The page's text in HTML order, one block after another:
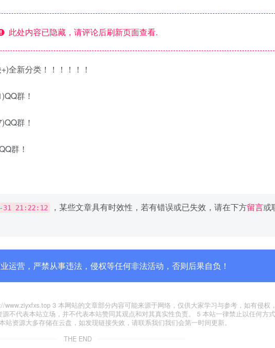
此处内容已隐藏，请评论后刷新页面查看.
全新分类！！！！！！
群！
群！
群！
31 21:22:12 ，某些文章具有时效性，若有错误或已失效，请在下方留言或
运营，严禁从事违法，侵权等任何非法活动，否则后果自负！
3 本网站的文章部分内容可能来源于网络，仅供大家学习与参考，如有侵权
不代表本站立场，并不代表本站赞同其观点和对其真实性负责。 5 本站一律禁止以任何方
资源大多存储在云盘，如发现链接失效，请联系我们我们会第一时间更新。
THE END